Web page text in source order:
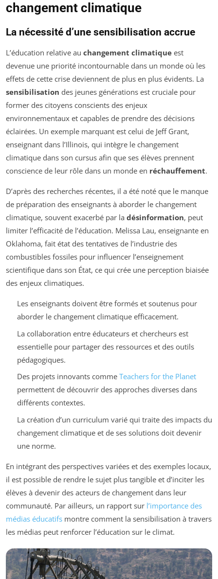
changement climatique
La nécessité d’une sensibilisation accrue
L’éducation relative au changement climatique est
devenue une priorité incontournable dans un monde où les
effets de cette crise deviennent de plus en plus évidents. La
sensibilisation des jeunes générations est cruciale pour
former des citoyens conscients des enjeux
environnementaux et capables de prendre des décisions
éclairées. Un exemple marquant est celui de Jeff Grant,
enseignant dans l’Illinois, qui intègre le changement
climatique dans son cursus afin que ses élèves prennent
conscience de leur rôle dans un monde en réchauffement.
D’après des recherches récentes, il a été noté que le manque
de préparation des enseignants à aborder le changement
climatique, souvent exacerbé par la désinformation, peut
limiter l’efficacité de l’éducation. Melissa Lau, enseignante en
Oklahoma, fait état des tentatives de l’industrie des
combustibles fossiles pour influencer l’enseignement
scientifique dans son État, ce qui crée une perception biaisée
des enjeux climatiques.
Les enseignants doivent être formés et soutenus pour
aborder le changement climatique efficacement.
La collaboration entre éducateurs et chercheurs est
essentielle pour partager des ressources et des outils
pédagogiques.
Des projets innovants comme Teachers for the Planet
permettent de découvrir des approches diverses dans
différents contextes.
La création d’un curriculum varié qui traite des impacts du
changement climatique et de ses solutions doit devenir
une norme.
En intégrant des perspectives variées et des exemples locaux,
il est possible de rendre le sujet plus tangible et d’inciter les
élèves à devenir des acteurs de changement dans leur
communauté. Par ailleurs, un rapport sur l’importance des
médias éducatifs montre comment la sensibilisation à travers
les médias peut renforcer l’éducation sur le climat.